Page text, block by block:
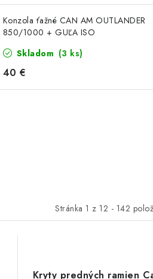
Konzola ťažné CAN AM OUTLANDER
850/1000 + GUĽA ISO
Skladom (3 ks)
40 €
Stránka 1 z 12 - 142
Kryty predných ramien